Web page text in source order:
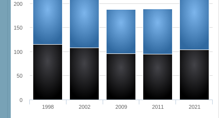
1998 2002 2009 2011 2021
0
50
100
150
200